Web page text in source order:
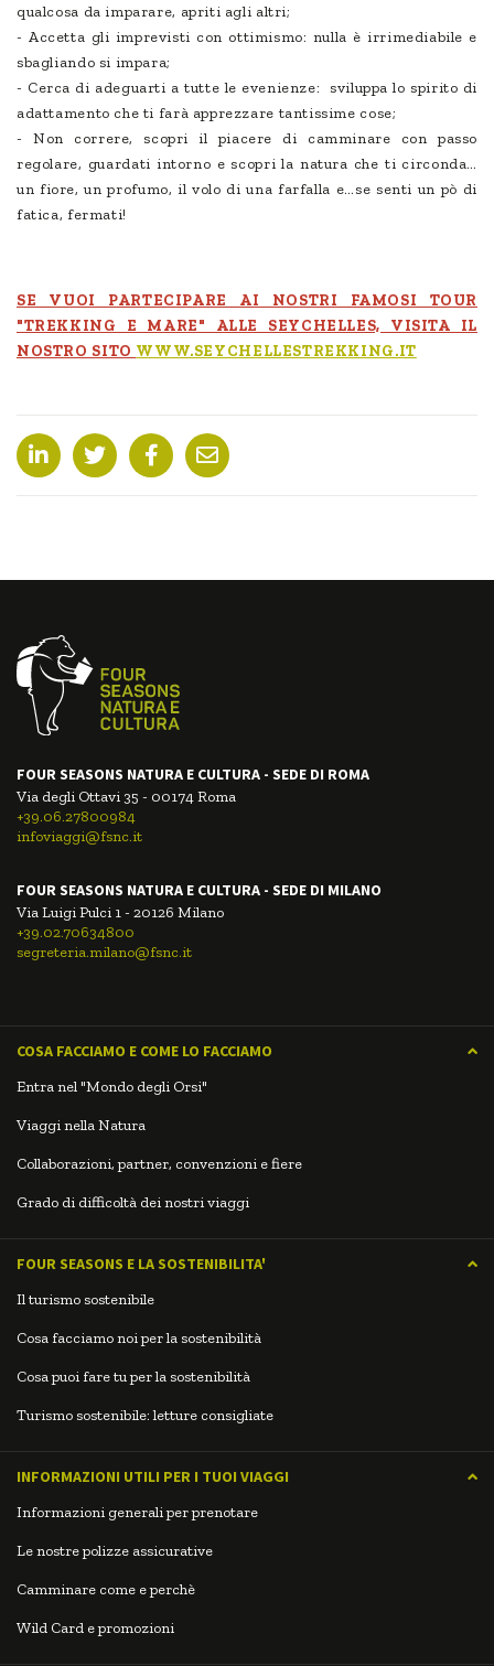
qualcosa da imparare, apriti agli altri;
- Accetta gli imprevisti con ottimismo: nulla è irrimediabile e
sbagliando si impara;
- Cerca di adeguarti a tutte le evenienze: sviluppa lo spirito di
adattamento che ti farà apprezzare tantissime cose;
- Non correre, scopri il piacere di camminare con passo
regolare, guardati intorno e scopri la natura che ti circonda…
un fiore, un profumo, il volo di una farfalla e…se senti un pò di
fatica, fermati!
SE VUOI PARTECIPARE AI NOSTRI FAMOSI TOUR
"TREKKING E MARE" ALLE SEYCHELLES, VISITA IL
NOSTRO SITO WWW.SEYCHELLESTREKKING.IT
FOUR SEASONS NATURA E CULTURA - SEDE DI ROMA
Via degli Ottavi 35 - 00174 Roma
+39.06.27800984
infoviaggi@fsnc.it
FOUR SEASONS NATURA E CULTURA - SEDE DI MILANO
Via Luigi Pulci 1 - 20126 Milano
+39.02.70634800
segreteria.milano@fsnc.it
COSA FACCIAMO E COME LO FACCIAMO
Entra nel "Mondo degli Orsi"
Viaggi nella Natura
Collaborazioni, partner, convenzioni e fiere
Grado di difficoltà dei nostri viaggi
FOUR SEASONS E LA SOSTENIBILITA'
Il turismo sostenibile
Cosa facciamo noi per la sostenibilità
Cosa puoi fare tu per la sostenibilità
Turismo sostenibile: letture consigliate
INFORMAZIONI UTILI PER I TUOI VIAGGI
Informazioni generali per prenotare
Le nostre polizze assicurative
Camminare come e perchè
Wild Card e promozioni